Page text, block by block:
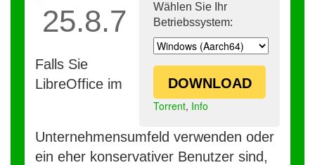
Wählen Sie Ihr
Betriebssystem:
DOWNLOAD
Torrent, Info
25.8.7
Falls Sie
LibreOffice im
Unternehmensumfeld verwenden oder
ein eher konservativer Benutzer sind,